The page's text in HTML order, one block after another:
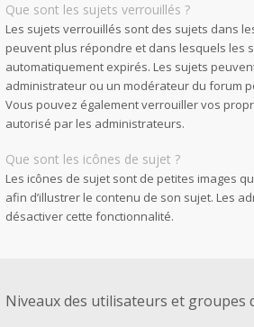
Que sont les sujets verrouillés ?
Les sujets verrouillés sont des sujets dans
peuvent plus répondre et dans lesquels les
automatiquement expirés. Les sujets
administrateur ou un modérateur du forum
Vous pouvez également verrouiller vos
autorisé par les administrateurs.
Que sont les icônes de sujet ?
Les icônes de sujet sont de petites images
afin d’illustrer le contenu de son sujet. Les
désactiver cette fonctionnalité.
Niveaux des utilisateurs et groupes